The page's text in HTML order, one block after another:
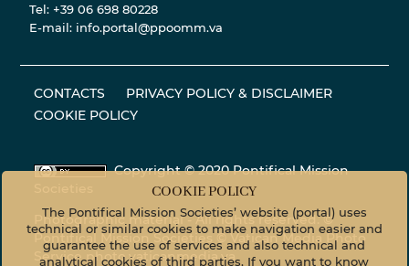
Tel: +39 06 698 80228
E-mail: info.portal@ppoomm.va
CONTACTS
PRIVACY POLICY & DISCLAIMER
COOKIE POLICY
Copyright © 2020 Pontifical Mission
Photographic material - All rights reserved. ©
Pontifical Mission Societies © Vatican Media Photo
Servicephoto.vaticanmedia.va
COOKIE POLICY
The Pontifical Mission Societies’ website (portal) uses
technical or similar cookies to make navigation easier and
guarantee the use of services and also technical and
analytical cookies of third parties. If you want to know